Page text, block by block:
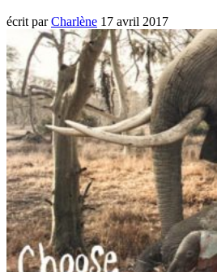
écrit parCharlène 17 avril 2017